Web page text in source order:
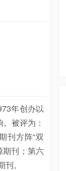
年创办以
被评为：
刊方阵“双
期刊；第六
。